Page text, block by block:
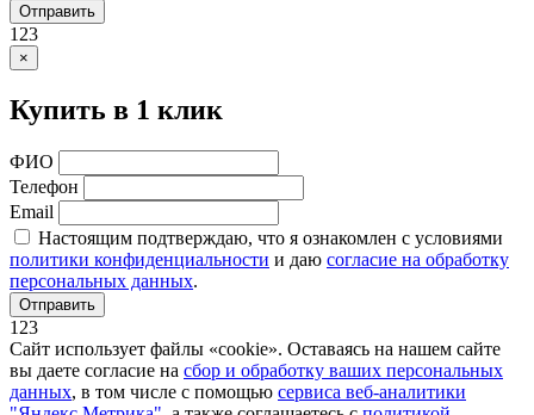
Отправить
123
×
Купить в 1 клик
ФИО
Телефон
Email
Настоящим подтверждаю, что я ознакомлен с условиями
политики конфиденциальности и даю согласие на обработку
персональных данных.
Отправить
123
Сайт использует файлы «cookie». Оставаясь на нашем сайте
вы даете согласие на сбор и обработку ваших персональных
данных, в том числе с помощью сервиса веб-аналитики